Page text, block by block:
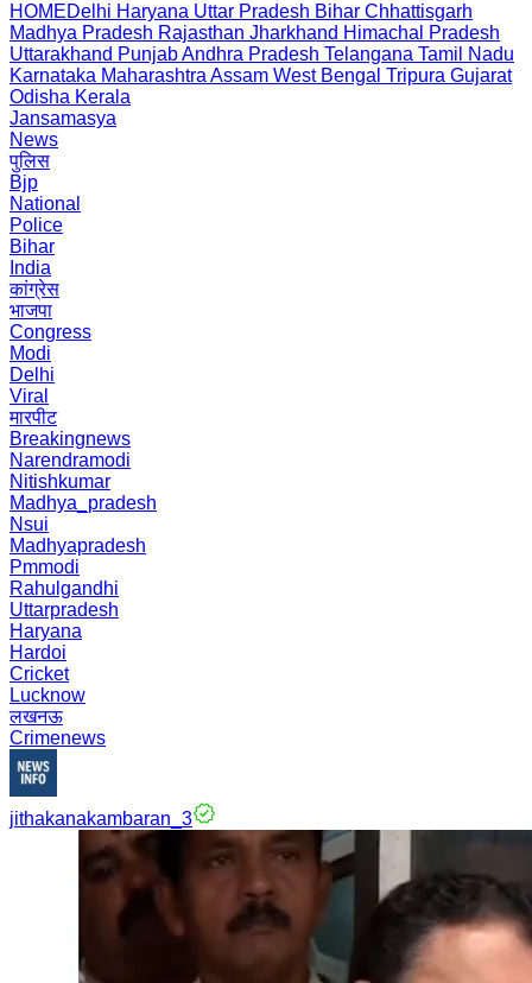
HOMEDelhi Haryana Uttar Pradesh Bihar Chhattisgarh
Madhya Pradesh Rajasthan Jharkhand Himachal Pradesh
Uttarakhand PunjabAndhra Pradesh Telangana Tamil Nadu
Karnataka Maharashtra Assam West Bengal Tripura Gujarat
Odisha Kerala
Jansamasya
News
पुलिस
Bjp
National
Police
Bihar
India
कांग्रेस
भाजपा
Congress
Modi
Delhi
Viral
मारपीट
Breakingnews
Narendramodi
Nitishkumar
Madhya_pradesh
Nsui
Madhyapradesh
Pmmodi
Rahulgandhi
Uttarpradesh
Haryana
Hardoi
Cricket
Lucknow
लखनऊ
Crimenews
jithakanakambaran_3